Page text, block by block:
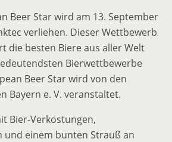
Beer Star wird am 13. September
verliehen. Dieser Wettbewerb
die besten Biere aus aller Welt
Bierwettbewerbe
Beer Star wird von den
Bayern e. V. veranstaltet.
Bier-Verkostungen,
und einem bunten Strauß an